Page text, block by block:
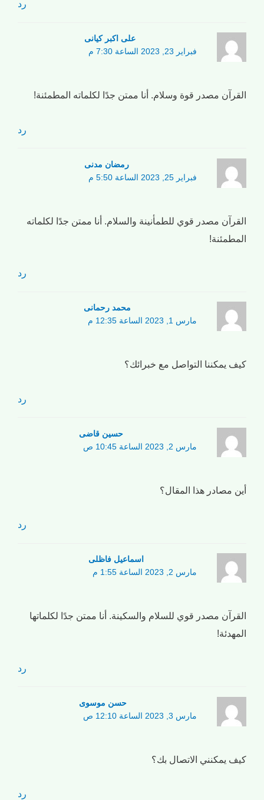
رد
علی اکبر کیانی
فبراير 23, 2023 الساعة 7:30 م
القرآن مصدر قوة وسلام. أنا ممتن جدًا لكلماته المطمئنة!
رد
رمضان مدنی
فبراير 25, 2023 الساعة 5:50 م
القرآن مصدر قوي للطمأنينة والسلام. أنا ممتن جدًا لكلماته
المطمئنة!
رد
محمد رحمانی
مارس 1, 2023 الساعة 12:35 م
كيف يمكننا التواصل مع خبرائك؟
رد
حسین قاضی
مارس 2, 2023 الساعة 10:45 ص
أين مصادر هذا المقال؟
رد
اسماعیل فاظلی
مارس 2, 2023 الساعة 1:55 م
القرآن مصدر قوي للسلام والسكينة. أنا ممتن جدًا لكلماتها
المهدئة!
رد
حسن موسوی
مارس 3, 2023 الساعة 12:10 ص
كيف يمكنني الاتصال بك؟
رد